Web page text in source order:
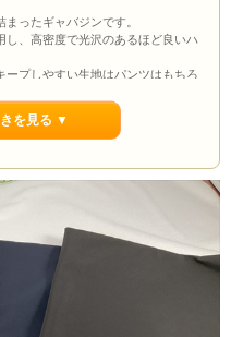
ったギャバジンです。
、高密度で光沢のあるほど良いハ
プしやすい生地はパンツはもちろ
効幅で記載していますのでご了承
ますが今回は￥440/50cmでのご紹介
店の最低購入数量は1ｍ(数量2）か
ろしくお願いいたします。
を見る ▼